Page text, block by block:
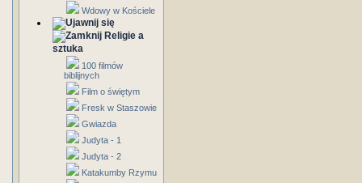
Wdowy w Kościele
Religie a
sztuka
100 filmów
biblijnych
Film o świętym
Fresk w Staszowie
Gwiazda
Judyta - 1
Judyta - 2
Katakumby Rzymu